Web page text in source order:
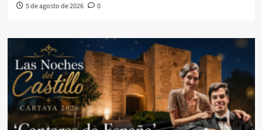
5 de agosto de 2026 0